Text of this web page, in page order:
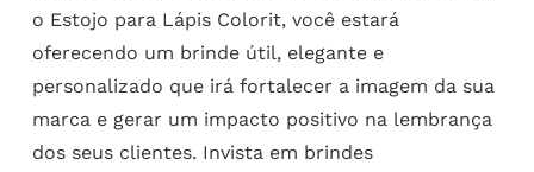
o Estojo para Lápis Colorit, você estará
oferecendo um brinde útil, elegante e
personalizado que irá fortalecer a imagem da sua
marca e gerar um impacto positivo na lembrança
dos seus clientes. Invista em brindes